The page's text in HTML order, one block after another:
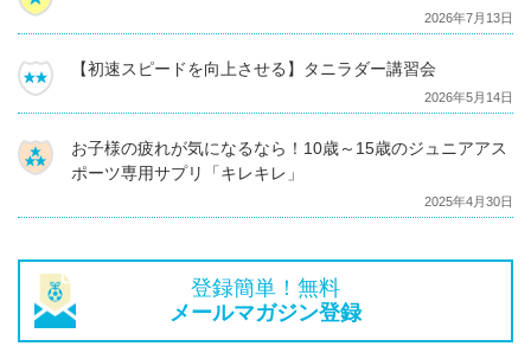
2026年7月13日
【初速スピードを向上させる】タニラダー講習会
2026年5月14日
お子様の疲れが気になるなら！10歳～15歳のジュニアアス
ポーツ専用サプリ「キレキレ」
2025年4月30日
登録簡単！無料
メールマガジン登録